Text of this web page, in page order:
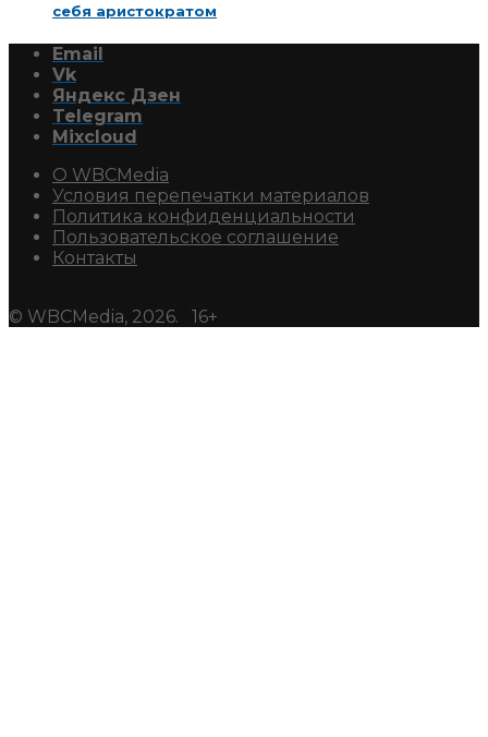
себя аристократом
Email
Vk
Яндекс Дзен
Telegram
Mixcloud
О WBCMedia
Условия перепечатки материалов
Политика конфиденциальности
Пользовательское соглашение
Контакты
© WBCMedia, 2026. 16+